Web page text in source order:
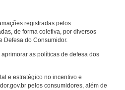
registradas pelos
de forma coletiva, por diversos
Defesa do Consumidor.
as políticas de defesa dos
e estratégico no incentivo e
pelos consumidores, além de